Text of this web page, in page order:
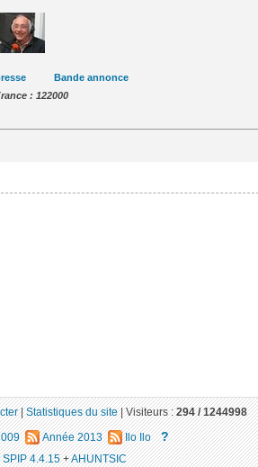
Bande annonce
: 122000
|Statistiques du site|Visiteurs :294 / 1244998
Année 2013 Ilo Ilo ?
4.4.15+AHUNTSIC